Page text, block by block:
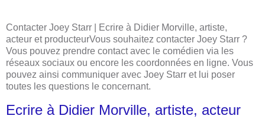
Contacter Joey Starr | Ecrire à Didier Morville, artiste,
acteur et producteurVous souhaitez contacter Joey Starr ?
Vous pouvez prendre contact avec le comédien via les
réseaux sociaux ou encore les coordonnées en ligne. Vous
pouvez ainsi communiquer avec Joey Starr et lui poser
toutes les questions le concernant.
Ecrire à Didier Morville, artiste, acteur